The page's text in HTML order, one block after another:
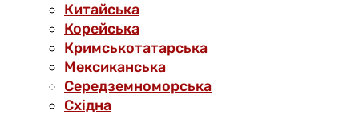
Китайська
Корейська
Кримськотатарська
Мексиканська
Середземноморська
Східна